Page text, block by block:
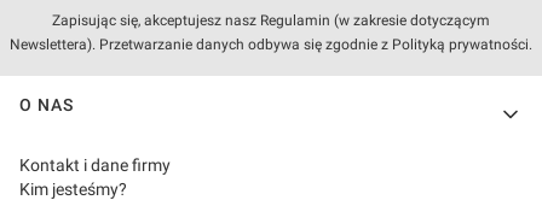
Zapisując się, akceptujesz nasz Regulamin (w zakresie dotyczącym
Newslettera). Przetwarzanie danych odbywa się zgodnie z Polityką prywatności.
Linki w stopce
O NAS
Kontakt i dane firmy
Kim jesteśmy?